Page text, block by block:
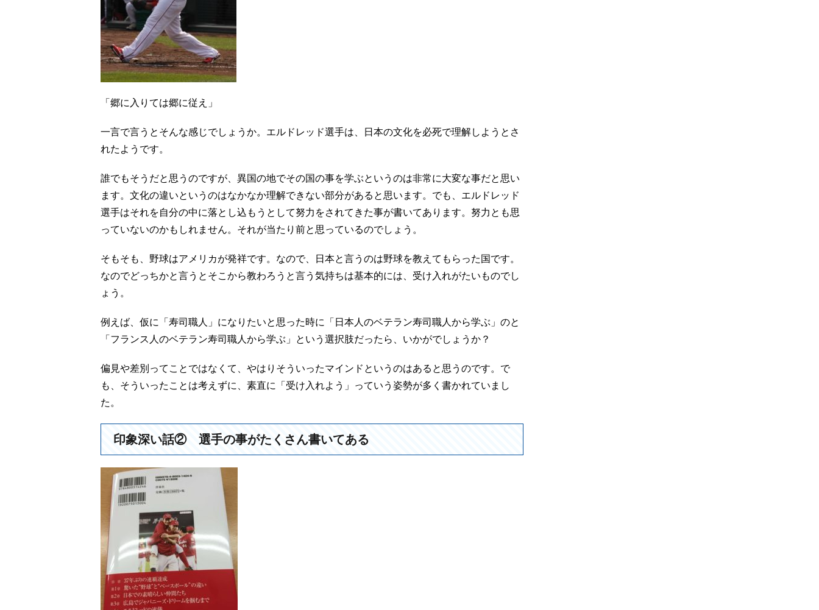
「郷に入りては郷に従え」
一言で言うとそんな感じでしょうか。エルドレッド選手は、日本の文化を必死で理解しようとさ
れたようです。
誰でもそうだと思うのですが、異国の地でその国の事を学ぶというのは非常に大変な事だと思い
ます。文化の違いというのはなかなか理解できない部分があると思います。でも、エルドレッド
選手はそれを自分の中に落とし込もうとして努力をされてきた事が書いてあります。努力とも思
っていないのかもしれません。それが当たり前と思っているのでしょう。
そもそも、野球はアメリカが発祥です。なので、日本と言うのは野球を教えてもらった国です。
なのでどっちかと言うとそこから教わろうと言う気持ちは基本的には、受け入れがたいものでし
ょう。
例えば、仮に「寿司職人」になりたいと思った時に「日本人のベテラン寿司職人から学ぶ」のと
「フランス人のベテラン寿司職人から学ぶ」という選択肢だったら、いかがでしょうか？
偏見や差別ってことではなくて、やはりそういったマインドというのはあると思うのです。で
も、そういったことは考えずに、素直に「受け入れよう」っていう姿勢が多く書かれていまし
た。
印象深い話② 選手の事がたくさん書いてある